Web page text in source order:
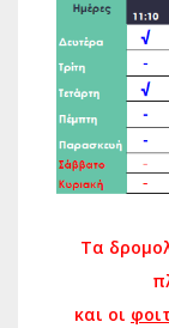
Τα
και οι